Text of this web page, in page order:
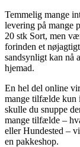
Temmelig mange
levering på mange
20 stk Sort, men
forinden et
sandsynligt kan nå
hjemad.
En hel del online
mange tilfælde kun
skulle du snuppe
mange tilfælde –
eller Hundested –
en pakkeshop.